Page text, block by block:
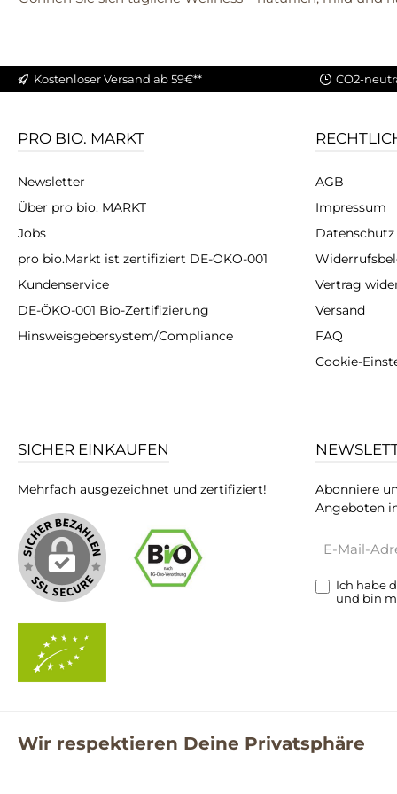
Kostenloser Versand ab 59€** CO2-
PRO BIO. MARKT
Newsletter
Über pro bio. MARKT
Jobs
pro bio.Markt ist zertifiziert DE-ÖKO-001
Kundenservice
DE-ÖKO-001 Bio-Zertifizierung
Hinsweisgebersystem/Compliance
AGB
Impressum
Datenschutz
Vertrag
Versand
FAQ
Cookie-
SICHER EINKAUFEN
Mehrfach ausgezeichnet und zertifiziert!
Abonniere
Angeboten
Mail-
Ich habe
und bin
Wir respektieren Deine Privatsphäre